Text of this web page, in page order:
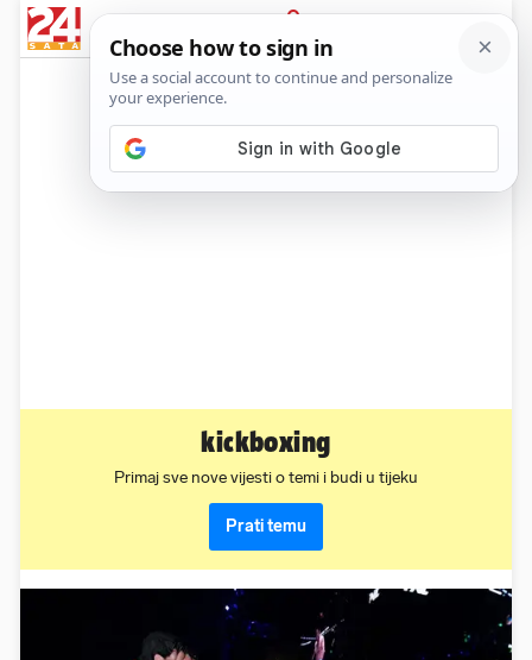
PRIJAVA
News
kickboxing
Primaj sve nove vijesti o temi i budi u tijeku
Prati temu